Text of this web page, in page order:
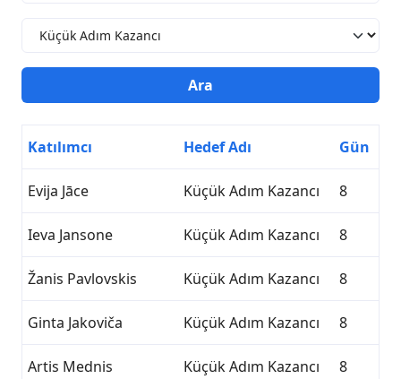
Katılımcı Hedef Adı Gün
Evija Jāce Küçük Adım Kazancı 8
Ieva Jansone Küçük Adım Kazancı 8
Žanis Pavlovskis Küçük Adım Kazancı 8
Ginta Jakoviča Küçük Adım Kazancı 8
Artis Mednis Küçük Adım Kazancı 8